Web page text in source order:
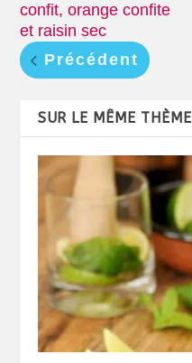
confit, orange confite
et raisin sec
Précédent
SUR LE MÊME THÈME